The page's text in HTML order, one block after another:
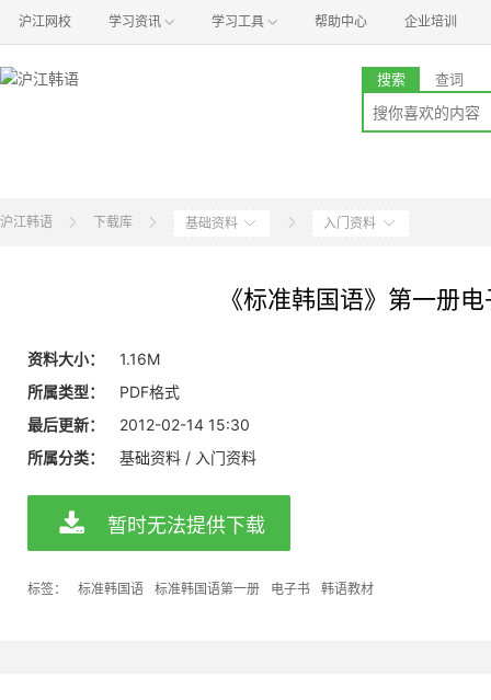
沪江网校 学习资讯 学习工具 帮助中心 企业培训
搜索 查词
沪江韩语 下载库 基础资料 入门资料
《标准韩国语》第一册
资料大小：
1.16M
所属类型：
PDF格式
最后更新：
2012-02-14 15:30
所属分类：
基础资料 / 入门资料
暂时无法提供下载
标签： 标准韩国语 标准韩国语第一册 电子书 韩语教材